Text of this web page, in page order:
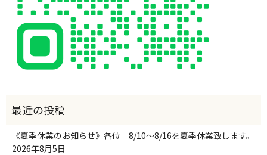
《夏季休業のお知らせ》各位 8/10～8/16を夏季休業致します。
2026年8月5日